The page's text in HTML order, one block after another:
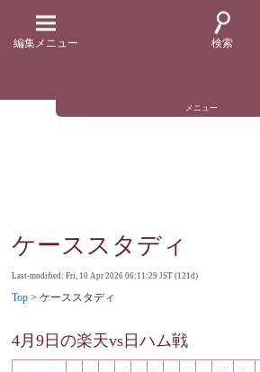
編集メニュー 検索
メニュー
ケーススタディ
Last-modified: Fri, 10 Apr 2026 06:11:29 JST (121d)
Top > ケーススタディ
4月9日の楽天vs日ハム戦